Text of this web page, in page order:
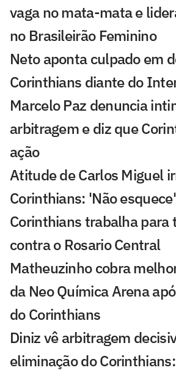
vaga no mata-mata e
no Brasileirão Feminino
Neto aponta culpado em
Corinthians diante do
Marcelo Paz denuncia
arbitragem e diz que
ação
Atitude de Carlos Miguel
Corinthians: 'Não esquece'
Corinthians trabalha para
contra o Rosario Central
Matheuzinho cobra
da Neo Química Arena
do Corinthians
Diniz vê arbitragem
eliminação do Corinthians: